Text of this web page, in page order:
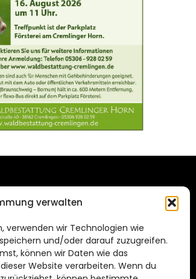
verwalten
verwenden wir Technologien wie
und/oder darauf zuzugreifen.
können wir Daten wie das
Website verarbeiten. Wenn du
STADTMAGAZIN
BRAUNSCHWEIG
Richtlinie